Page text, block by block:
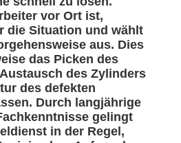
vor Ort ist,
die Situation und wählt
aus. Dies
das Picken des
des Zylinders
des defekten
Durch langjährige
gelingt
in der Regel,